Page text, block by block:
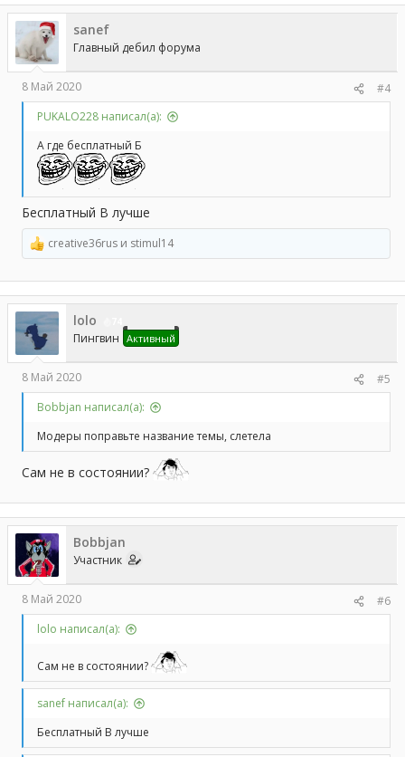
sanef
Главный дебил форума
8 Май 2020
#4
PUKALO228 написал(а):
А где бесплатный Б
Бесплатный В лучше
Р
е
а
к
ц
и
и
creative36rus и stimul14
lolo
Пингвин Активный
8 Май 2020
#5
Bobbjan написал(а):
Модеры поправьте название темы, слетела
Сам не в состоянии?
Bobbjan
Участник
8 Май 2020
#6
lolo написал(а):
Сам не в состоянии?
sanef написал(а):
Бесплатный В лучше